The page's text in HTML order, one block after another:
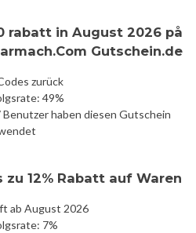
rabatt in August 2026 på
Gutschein.de
zurück
49%
Benutzer haben diesen Gutschein
zu 12% Rabatt auf Waren
ab August 2026
7%